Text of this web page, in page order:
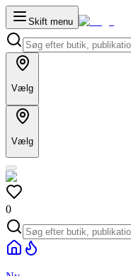
Skift menu
Vælg
Vælg
0